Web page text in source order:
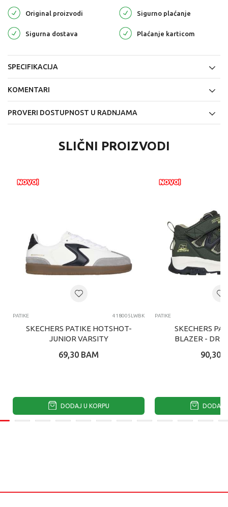
Original proizvodi Sigurno plaćanje
Sigurna dostava Plaćanje karticom
SPECIFIKACIJA
KOMENTARI
PROVERI DOSTUPNOST U RADNJAMA
SLIČNI PROIZVODI
PATIKE 418005LWBK
SKECHERS PATIKE HOTSHOT-
JUNIOR VARSITY
69,30 BAM
DODAJ U KORPU
PATIKE
SKECHERS
BLAZER -
90,30
DODAJ